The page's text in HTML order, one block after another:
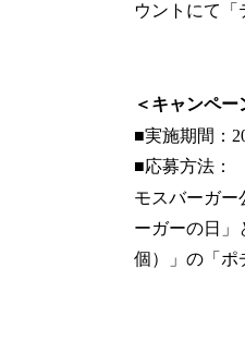
ウントにて「
＜キャンペー
■実施期間：
■応募方法：
モスバーガー
ーガーの日」
個）」の「ポ